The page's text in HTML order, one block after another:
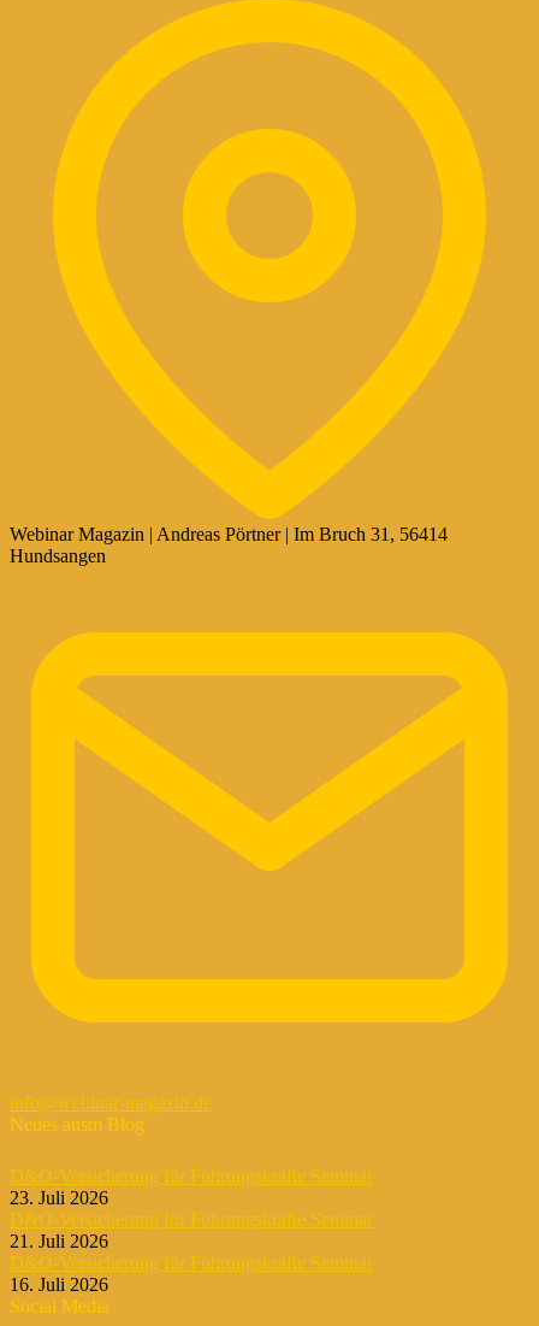
Webinar Magazin | Andreas Pörtner | Im Bruch 31, 56414
Hundsangen
info@webinar-magazin.de
Neues ausm Blog
D&O-Versicherung für Führungskräfte Seminar
23. Juli 2026
D&O-Versicherung für Führungskräfte Seminar
21. Juli 2026
D&O-Versicherung für Führungskräfte Seminar
16. Juli 2026
Social Media